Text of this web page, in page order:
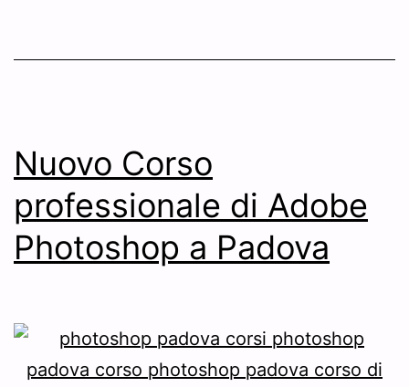
Nuovo Corso
professionale di Adobe
Photoshop a Padova